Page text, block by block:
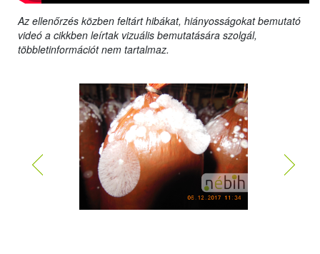
Az ellenőrzés közben feltárt hibákat, hiányosságokat bemutató
videó a cikkben leírtak vizuális bemutatására szolgál,
többletinformációt nem tartalmaz.